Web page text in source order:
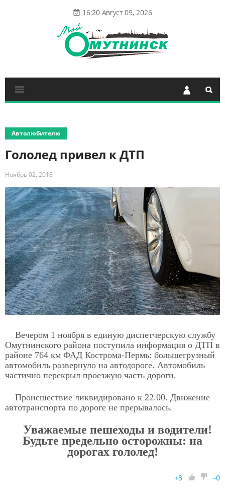
16:20 Август 09, 2026
Автолюбителю
Гололед привел к ДТП
Ноябрь 02, 2018
Вечером 1 ноября в единую диспетчерскую службу
Омутнинского района поступила информация о ДТП в
районе 764 км ФАД Кострома-Пермь: большегрузный
автомобиль развернуло на автодороге. Автомобиль
частично перекрыл проезжую часть дороги.
Происшествие ликвидировано к 22.00. Движение
автотранспорта по дороге не прерывалось.
Уважаемые пешеходы и водители!
Будьте предельно осторожны: на
дорогах гололед!
+3 -0